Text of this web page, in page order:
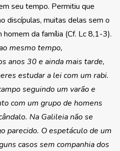
seu tempo. Permitiu que
discípulas, muitas delas sem o
da família (Cf. Lc 8,1-3).
mesmo tempo,
anos 30 e ainda mais tarde,
estudar a lei com um rabi.
seguindo um varão e
com um grupo de homens
Na Galileia não se
parecido. O espetáculo de um
casos sem companhia dos